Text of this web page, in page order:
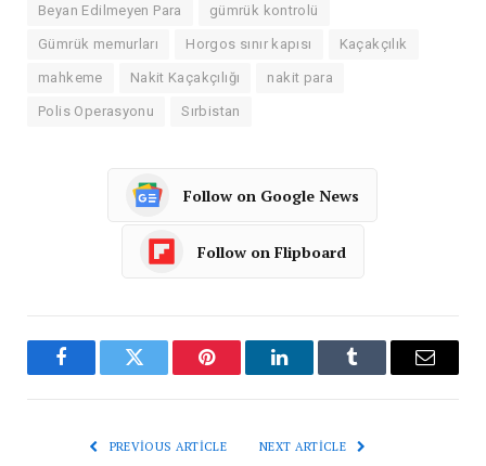
Beyan Edilmeyen Para gümrük kontrolü
Gümrük memurları Horgos sınır kapısı Kaçakçılık
mahkeme Nakit Kaçakçılığı nakit para
Polis Operasyonu Sırbistan
Follow on Google News
Follow on Flipboard
FacebookTwitter Pinterest LinkedInTumblr Email
PREVIOUS ARTICLE NEXT ARTICLE